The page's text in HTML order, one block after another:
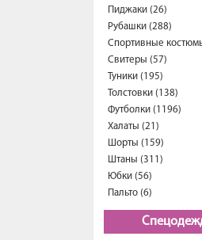
Пиджаки (26)
Рубашки (288)
Спортивные
Свитеры (57)
Туники (195)
Толстовки (138)
Футболки (1196)
Халаты (21)
Шорты (159)
Штаны (311)
Юбки (56)
Пальто (6)